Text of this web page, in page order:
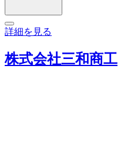
詳細を見る
株式会社三和商工